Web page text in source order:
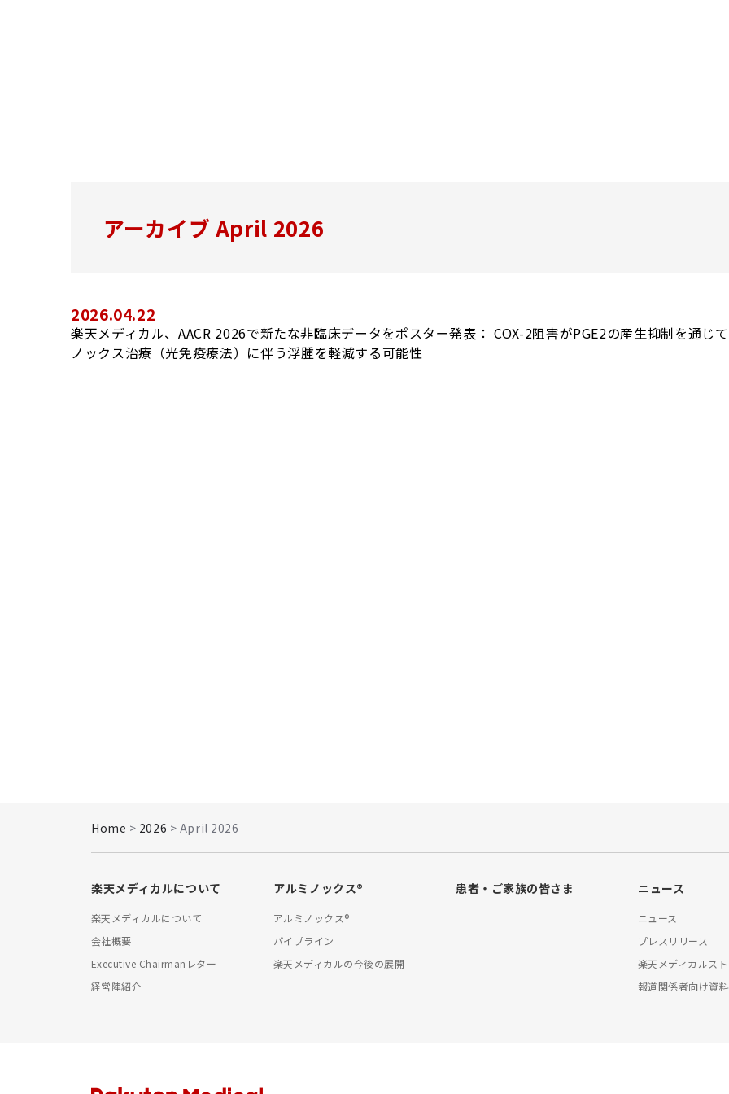
アーカイブ April 2026
2026.04.22
楽天メディカル、AACR 2026で新たな非臨床データをポスター発表： COX-2阻害がPGE2の産生抑制を通じ
ノックス治療（光免疫療法）に伴う浮腫を軽減する可能性
Home > 2026 > April 2026
楽天メディカルについて
楽天メディカルについて
会社概要
Executive Chairmanレター
経営陣紹介
アルミノックス®
アルミノックス®
パイプライン
楽天メディカルの今後の展開
患者・ご家族の皆さま ニュース
ニュース
プレスリリース
楽天メディカルス
報道関係者向け資料